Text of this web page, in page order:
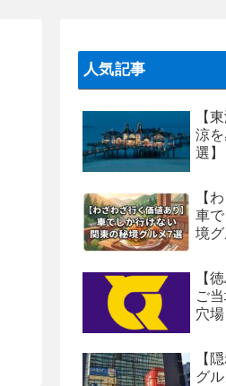
人気記事
【
涼
選】
【
車
境
【
ご
穴
【
グ